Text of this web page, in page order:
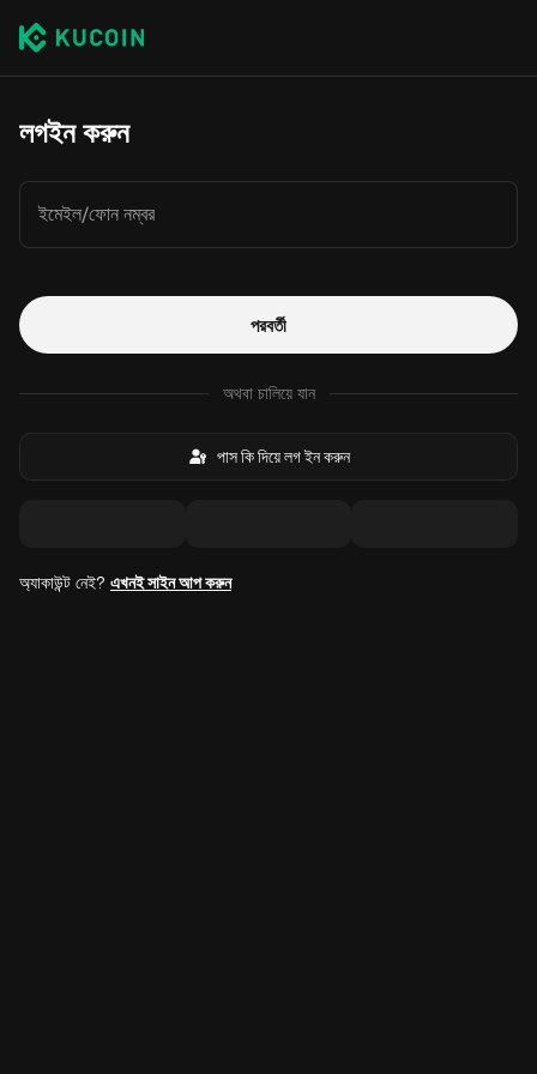
লগইন করুন
ইমেইল/ফোন নম্বর
পরবর্তী
অথবা চালিয়ে যান
পাস কি দিয়ে লগ ইন করুন
অ্যাকাউন্ট নেই? এখনই সাইন আপ করুন